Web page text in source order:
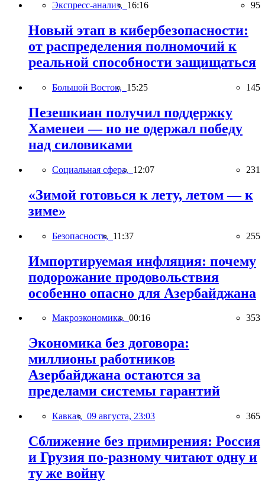
Экспресс-анализ, 16:16 95
Новый этап в кибербезопасности:
от распределения полномочий к
реальной способности защищаться
Большой Восток, 15:25 145
Пезешкиан получил поддержку
Хаменеи — но не одержал победу
над силовиками
Социальная сфера, 12:07 231
«Зимой готовься к лету, летом — к
зиме»
Безопасность, 11:37 255
Импортируемая инфляция: почему
подорожание продовольствия
особенно опасно для Азербайджана
Макроэкономика, 00:16 353
Экономика без договора:
миллионы работников
Азербайджана остаются за
пределами системы гарантий
Кавказ, 09 августа, 23:03 365
Сближение без примирения: Россия
и Грузия по-разному читают одну и
ту же войну